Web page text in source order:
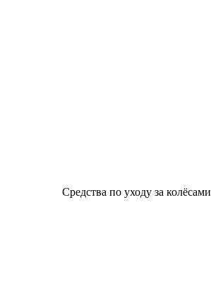
Средства по уходу за колёсами